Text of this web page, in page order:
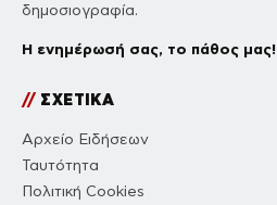
δημοσιογραφία.
Η ενημέρωσή σας, το πάθος μας!
//ΣΧΕΤΙΚΑ
Αρχείο Ειδήσεων
Ταυτότητα
Πολιτική Cookies